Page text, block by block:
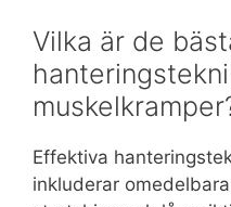
Vilka är de
Effektiva
inkluderar